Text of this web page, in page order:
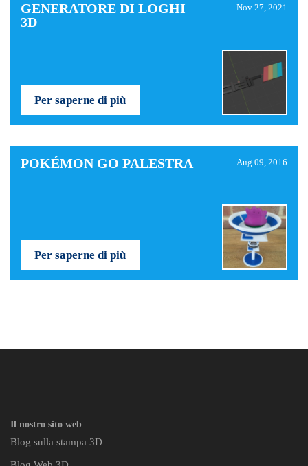
GENERATORE DI LOGHI
3D
Nov 27, 2021
Per saperne di più
POKÉMON GO PALESTRA Aug 09, 2016
Per saperne di più
Il nostro sito web
Blog sulla stampa 3D